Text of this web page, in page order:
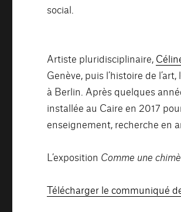
social.
Artiste pluridisciplinaire,
Genève, puis l’histoire de
à Berlin. Après quelques
installée au Caire en 2017
enseignement, recherche en
L’exposition Comme une
Télécharger le communiqué